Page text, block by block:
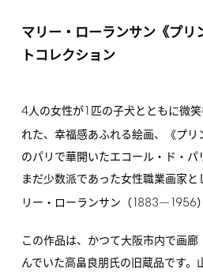
マリー・ローランサン《プリ
トコレクション
4人の女性が1 匹の子犬とともに微
れた、幸福感あふれる絵画、《プリ
のパリで華開いたエコール・ド・
まだ少数派であった女性職業画家
リー・ローランサン（1883―1956
この作品は、かつて大阪市内で画
んでいた高畠良朋氏の旧蔵品です。